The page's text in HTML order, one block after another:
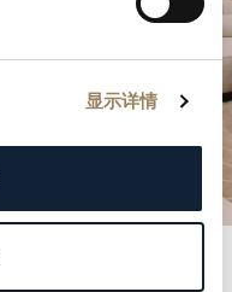
显示详情